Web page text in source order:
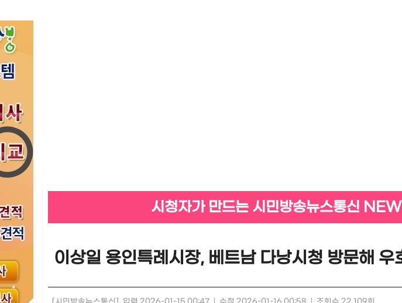
시청자가 만드는 시민방송뉴스통신
이상일 용인특례시장, 베트남 다낭시청 방문해 우